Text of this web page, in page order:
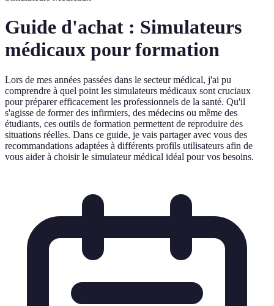
Guide d'achat : Simulateurs
médicaux pour formation
Lors de mes années passées dans le secteur médical, j'ai pu
comprendre à quel point les simulateurs médicaux sont cruciaux
pour préparer efficacement les professionnels de la santé. Qu'il
s'agisse de former des infirmiers, des médecins ou même des
étudiants, ces outils de formation permettent de reproduire des
situations réelles. Dans ce guide, je vais partager avec vous des
recommandations adaptées à différents profils utilisateurs afin de
vous aider à choisir le simulateur médical idéal pour vos besoins.